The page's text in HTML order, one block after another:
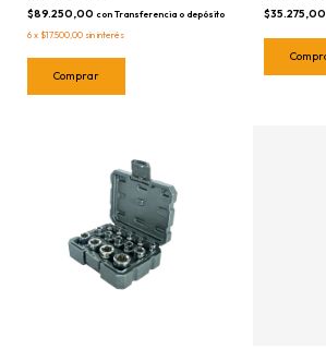
$89.250,00 con Transferencia o depósito
6 x $17.500,00 sin interés
$35.275,00